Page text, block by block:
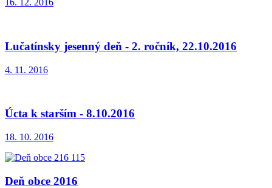
16. 12. 2016
Lučatínsky jesenný deň - 2. ročník, 22.10.2016
4. 11. 2016
Úcta k starším - 8.10.2016
18. 10. 2016
Deň obce 2016